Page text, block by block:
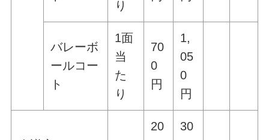
り
バレーボ
ールコー
ト
1面
当
た
り
70
0
円
1,
05
0
円
20
30